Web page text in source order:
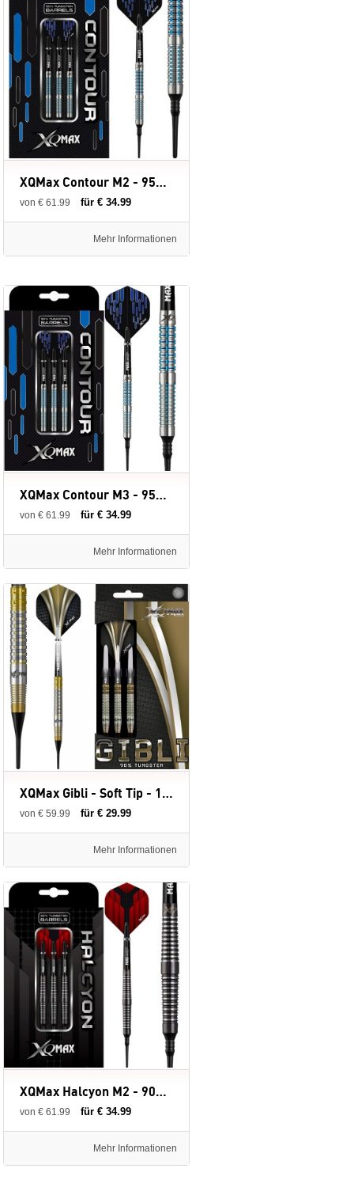
XQMax Contour M2 - 95% - Soft Tip - 19 gram - dartpijlen
von € 61.99 für € 34.99
Mehr Informationen
XQMax Contour M3 - 95% - Soft Tip - 18 gram - dartpijlen
von € 61.99 für € 34.99
Mehr Informationen
XQMax Gibli - Soft Tip - 18 gram - 90% - dartpijlen
von € 59.99 für € 29.99
Mehr Informationen
XQMax Halcyon M2 - 90% - Soft Tip - 19 gram - dartpijlen
von € 61.99 für € 34.99
Mehr Informationen